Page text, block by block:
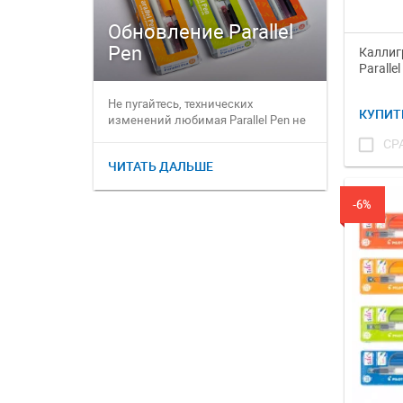
Обновление Parallel
Pen
Не пугайтесь, технических
изменений любимая Parallel Pen не
ЧИТАТЬ ДАЛЬШЕ
влияние
стран...
ЧИТАТЬ
check_box_outline_blank
-6%